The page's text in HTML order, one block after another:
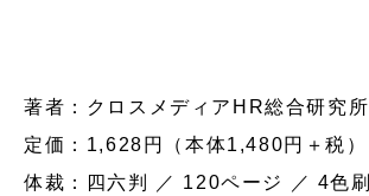
著者：クロスメディアHR総合研究所
定価：1,628円（本体1,480円＋税）
体裁：四六判 ／ 120ページ ／ 4色刷